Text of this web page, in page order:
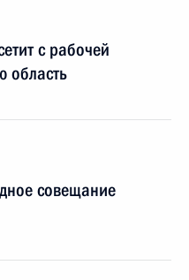
с рабочей
область
совещание